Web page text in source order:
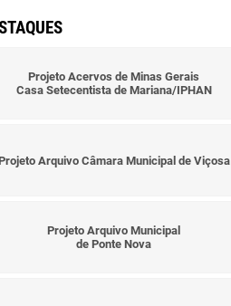
Projeto Acervos de Minas Gerais
Casa Setecentista de Mariana/IPHAN
Arquivo Câmara Municipal de Viçosa
Projeto Arquivo Municipal
de Ponte Nova